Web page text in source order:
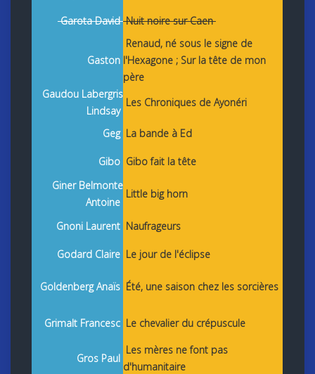
Garota DavidNuit noire sur Caen
Gaston
Renaud, né sous le signe de
l'Hexagone ; Sur la tête de mon
père
Gaudou Labergris
Lindsay
Les Chroniques de Ayonéri
Geg La bande à Ed
Gibo Gibo fait la tête
Giner Belmonte
Antoine
Little big horn
Gnoni Laurent Naufrageurs
Godard Claire Le jour de l'éclipse
Goldenberg Anaïs Été, une saison chez les sorcières
Grimalt Francesc Le chevalier du crépuscule
Gros Paul
Les mères ne font pas
d'humanitaire